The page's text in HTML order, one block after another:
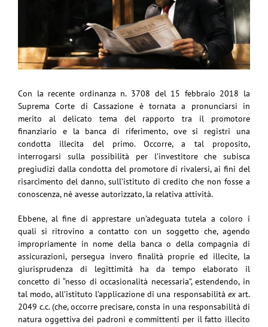
Con la recente ordinanza n. 3708 del 15 febbraio 2018 la
Suprema Corte di Cassazione è tornata a pronunciarsi in
merito al delicato tema del rapporto tra il promotore
finanziario e la banca di riferimento, ove si registri una
condotta illecita del primo. Occorre, a tal proposito,
interrogarsi sulla possibilità per l’investitore che subisca
pregiudizi dalla condotta del promotore di rivalersi, ai fini del
risarcimento del danno, sull’istituto di credito che non fosse a
conoscenza, nè avesse autorizzato, la relativa attività.
Ebbene, al fine di apprestare un’adeguata tutela a coloro i
quali si ritrovino a contatto con un soggetto che, agendo
impropriamente in nome della banca o della compagnia di
assicurazioni, persegua invero finalità proprie ed illecite, la
giurisprudenza di legittimità ha da tempo elaborato il
concetto di “nesso di occasionalità necessaria”, estendendo, in
tal modo, all’istituto l’applicazione di una responsabilità exart.
2049 c.c. (che, occorre precisare, consta in una responsabilità di
natura oggettiva dei padroni e committenti per il fatto illecito